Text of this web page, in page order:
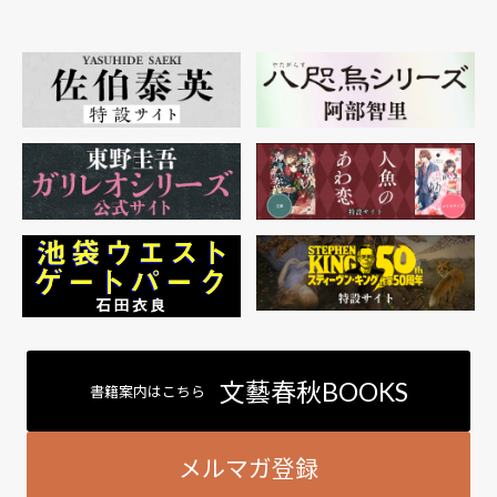
書籍案内はこちら 文藝春秋BOOKS
メルマガ登録